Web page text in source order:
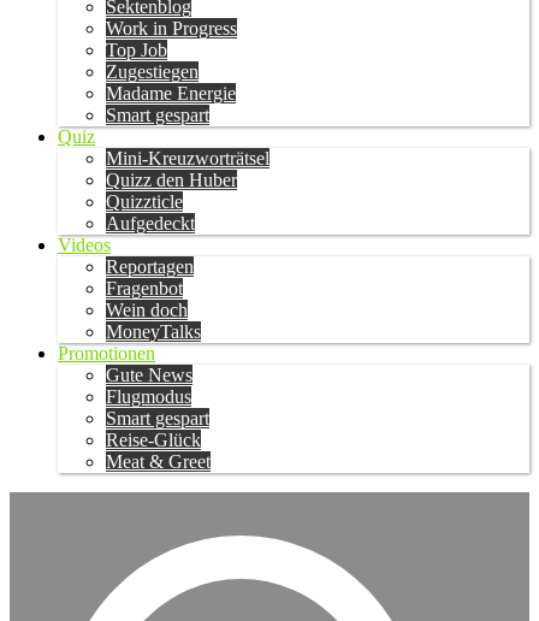
Sektenblog
Work in Progress
Top Job
Zugestiegen
Madame Energie
Smart gespart
Quiz
Mini-Kreuzworträtsel
Quizz den Huber
Quizzticle
Aufgedeckt
Videos
Reportagen
Fragenbot
Wein doch
MoneyTalks
Promotionen
Gute News
Flugmodus
Smart gespart
Reise-Glück
Meat & Greet